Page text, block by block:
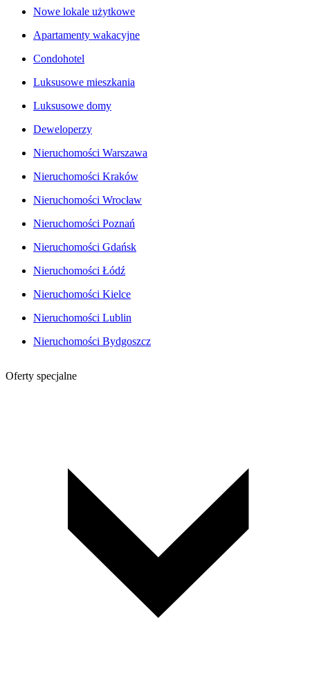
Nowe lokale użytkowe
Apartamenty wakacyjne
Condohotel
Luksusowe mieszkania
Luksusowe domy
Deweloperzy
Nieruchomości Warszawa
Nieruchomości Kraków
Nieruchomości Wrocław
Nieruchomości Poznań
Nieruchomości Gdańsk
Nieruchomości Łódź
Nieruchomości Kielce
Nieruchomości Lublin
Nieruchomości Bydgoszcz
Oferty specjalne